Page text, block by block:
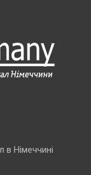
в Німеччині